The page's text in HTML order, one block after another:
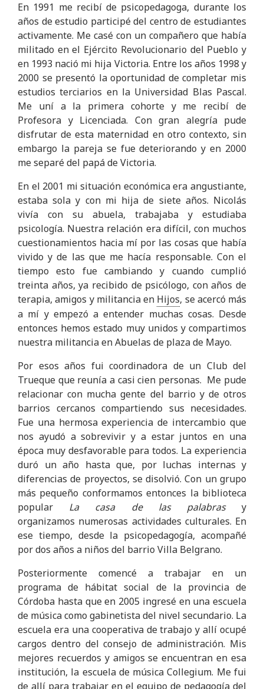
En 1991 me recibí de psicopedagoga, durante los
años de estudio participé del centro de estudiantes
activamente. Me casé con un compañero que había
militado en el Ejército Revolucionario del Pueblo y
en 1993 nació mi hija Victoria. Entre los años 1998 y
2000 se presentó la oportunidad de completar mis
estudios terciarios en la Universidad Blas Pascal.
Me uní a la primera cohorte y me recibí de
Profesora y Licenciada. Con gran alegría pude
disfrutar de esta maternidad en otro contexto, sin
embargo la pareja se fue deteriorando y en 2000
me separé del papá de Victoria.
En el 2001 mi situación económica era angustiante,
estaba sola y con mi hija de siete años. Nicolás
vivía con su abuela, trabajaba y estudiaba
psicología. Nuestra relación era difícil, con muchos
cuestionamientos hacia mí por las cosas que había
vivido y de las que me hacía responsable. Con el
tiempo esto fue cambiando y cuando cumplió
treinta años, ya recibido de psicólogo, con años de
terapia, amigos y militancia en Hijos, se acercó más
a mí y empezó a entender muchas cosas. Desde
entonces hemos estado muy unidos y compartimos
nuestra militancia en Abuelas de plaza de Mayo.
Por esos años fui coordinadora de un Club del
Trueque que reunía a casi cien personas. Me pude
relacionar con mucha gente del barrio y de otros
barrios cercanos compartiendo sus necesidades.
Fue una hermosa experiencia de intercambio que
nos ayudó a sobrevivir y a estar juntos en una
época muy desfavorable para todos. La experiencia
duró un año hasta que, por luchas internas y
diferencias de proyectos, se disolvió. Con un grupo
más pequeño conformamos entonces la biblioteca
popular La casa de las palabrasy
organizamos numerosas actividades culturales. En
ese tiempo, desde la psicopedagogía, acompañé
por dos años a niños del barrio Villa Belgrano.
Posteriormente comencé a trabajar en un
programa de hábitat social de la provincia de
Córdoba hasta que en 2005 ingresé en una escuela
de música como gabinetista del nivel secundario. La
escuela era una cooperativa de trabajo y allí ocupé
cargos dentro del consejo de administración. Mis
mejores recuerdos y amigos se encuentran en esa
institución, la escuela de música Collegium. Me fui
de allí para trabajar en el equipo de pedagogía del